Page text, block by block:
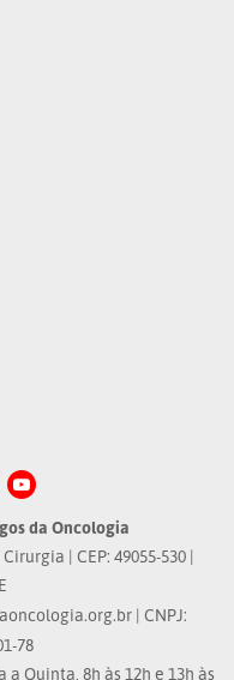
da Oncologia
| CEP: 49055-530 |
| CNPJ:
78
Quinta, 8h às 12h e 13h às